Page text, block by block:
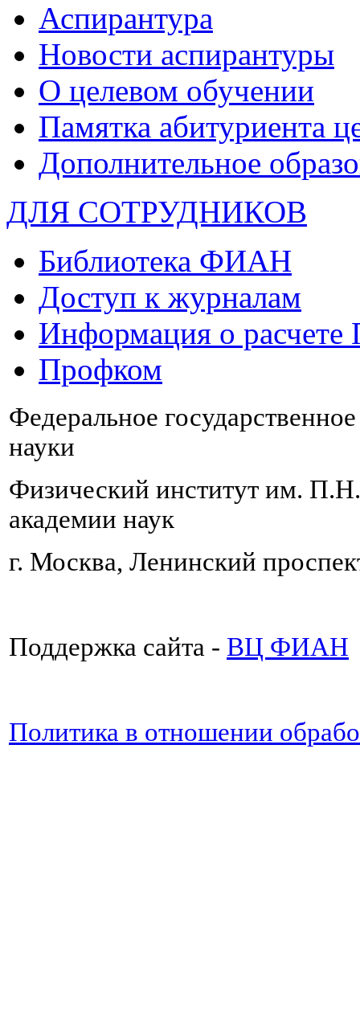
Аспирантура
Новости аспирантуры
О целевом обучении
Памятка абитуриента
Дополнительное
ДЛЯ СОТРУДНИКОВ
Библиотека ФИАН
Доступ к журналам
Информация о
Профком
Федеральное
науки
Физический институт им.
академии наук
г. Москва, Ленинский
Поддержка сайта - ВЦ ФИАН
Политика в отношении